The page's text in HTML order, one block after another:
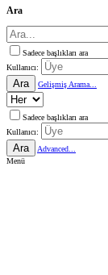
Ara
Sadece başlıkları ara
Kullanıcı:
Ara Gelişmiş Arama...
Sadece başlıkları ara
Kullanıcı:
Ara
Advanced...
Menü